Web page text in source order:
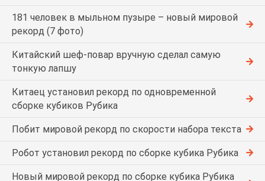
181 человек в мыльном пузыре – новый мировой
рекорд (7 фото)
Китайский шеф-повар вручную сделал самую
тонкую лапшу
Китаец установил рекорд по одновременной
сборке кубиков Рубика
Побит мировой рекорд по скорости набора текста
Робот установил рекорд по сборке кубика Рубика
Новый мировой рекорд по сборке кубика Рубика